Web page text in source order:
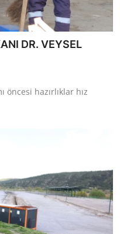
DR. VEYSEL
öncesi hazırlıklar hız